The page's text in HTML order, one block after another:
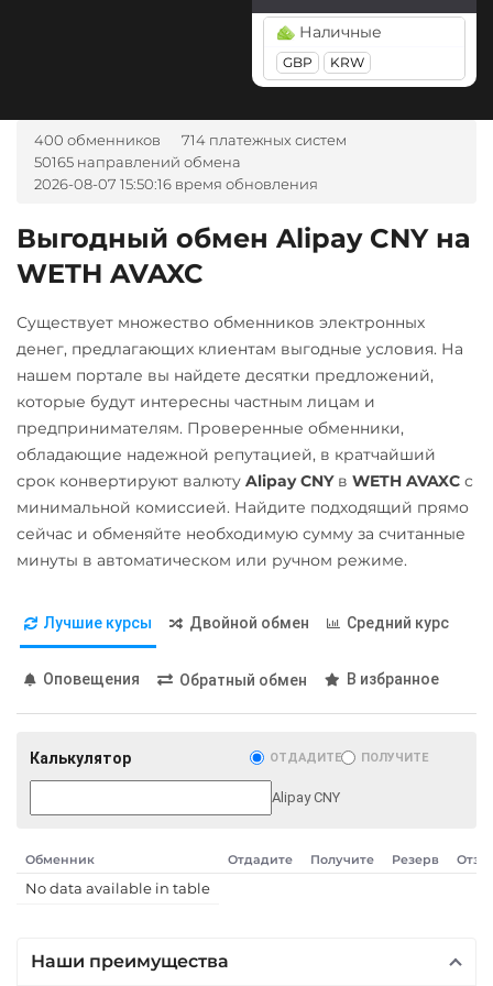
SOL
Polygon
CRONOS
ARB
OP
BASE
RONIN
Utopia USD (UUSD)
Wrapped Bitcoin (WBTC)
ERC20 BASE
CRO
RONIN
Zcash (ZEC)
RUB
Tron (TRX)
TrueUSD (TUSD)
ERC20
Uniswap (UNI)
Polygon
ARB
OP
BASE
Utopia USD (UUSD)
VeChain (VET)
Zcash (ZEC)
BGN
CZK GEL
NOK
TJS
UZS
RON
А-Банк UAH
Альфа-Банк
RUB
Газпромбанк RUB
Евразийский Банк KZT
ЕРИП Расчет BYN
Карта Unionpay CNY
Карта UZCARD UZS
Карта МИР RUB
Любой банк
THB
TRY BYN
PLN
ОТП Банк
UAH
Наличные
GBP KRW
400 обменников
714 платежных систем
50165 направлений обмена
2026-08-07 15:50:16 время обновления
Выгодный обмен Alipay CNY на
WETH AVAXC
Существует множество обменников электронных
денег, предлагающих клиентам выгодные условия. На
нашем портале вы найдете десятки предложений,
которые будут интересны частным лицам и
предпринимателям. Проверенные обменники,
обладающие надежной репутацией, в кратчайший
срок конвертируют валюту Alipay CNYв WETH AVAXC с
минимальной комиссией. Найдите подходящий прямо
сейчас и обменяйте необходимую сумму за считанные
минуты в автоматическом или ручном режиме.
Лучшие курсы Двойной обмен Средний курс
Оповещения Обратный обмен В избранное
Калькулятор ОТДАДИТЕ ПОЛУЧИТЕ
Alipay CNY
Обменник Отдадите Получите Резерв
No data available in table
Наши преимущества